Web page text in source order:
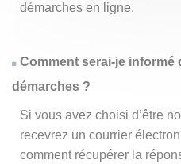
démarches en ligne.
Comment serai-je informé
démarches ?
Si vous avez choisi d’être
recevrez un courrier
comment récupérer la